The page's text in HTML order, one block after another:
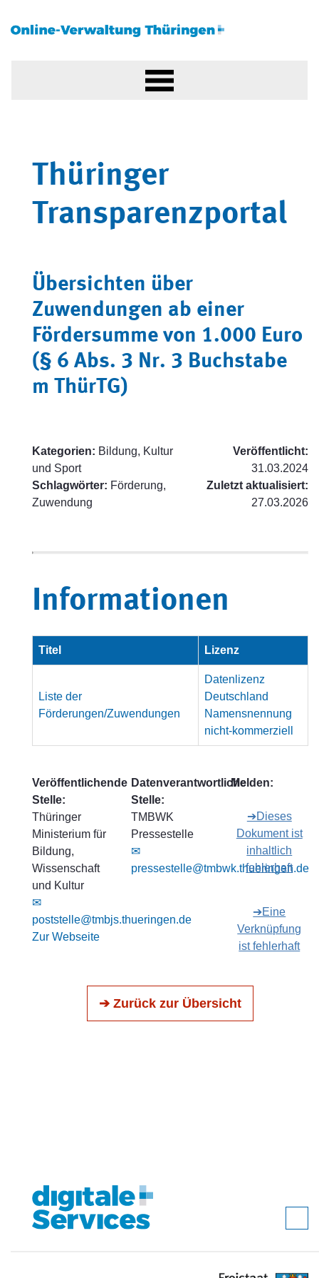
Thüringer
Transparenzportal
Übersichten über
Zuwendungen ab einer
Fördersumme von 1.000 Euro
(§ 6 Abs. 3 Nr. 3 Buchstabe
m ThürTG)
Kategorien: Bildung, Kultur
und Sport
Schlagwörter: Förderung,
Zuwendung
Veröffentlicht:
31.03.2024
Zuletzt aktualisiert:
27.03.2026
Informationen
Titel Lizenz
Liste der
Förderungen/Zuwendungen
Datenlizenz
Deutschland
Namensnennung
nicht-kommerziell
Veröffentlichende
Stelle:
Thüringer
Ministerium für
Bildung,
Wissenschaft
und Kultur
✉
poststelle@tmbjs.thueringen.de
Zur Webseite
Datenverantwortliche
Stelle:
TMBWK
Pressestelle
✉
pressestelle@tmbwk.thueringen.de
Melden:
➔Dieses
Dokument ist
inhaltlich
fehlerhaft
➔Eine
Verknüpfung
ist fehlerhaft
➔ Zurück zur Übersicht